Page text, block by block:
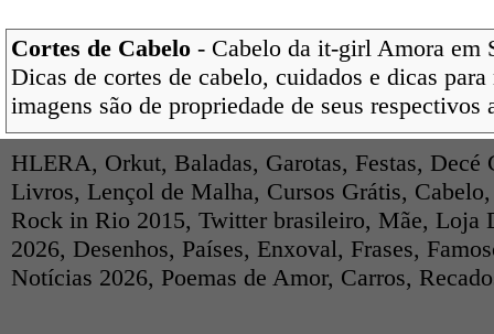
Cortes de Cabelo - Cabelo da it-girl Amora em
Dicas de cortes de cabelo, cuidados e dicas
imagens são de propriedade de seus respectivos
HLERA, Orkut, Baladas, Garotas, Festas, Decé
Livros, Lençol de Malha, Cursos Grátis, Cabelo
Rock in Rio 2015, Twitter brasileiro, Mãe, Loja
2026, Desenhos, Países, Enxoval, Frases,
Notícias 2026, Poemas de Amor, Carros,